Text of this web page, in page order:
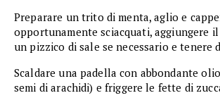
Preparare un trito di menta, aglio e
opportunamente sciacquati, aggiungere
un pizzico di sale se necessario e tenere
Scaldare una padella con abbondante
semi di arachidi) e friggere le fette di